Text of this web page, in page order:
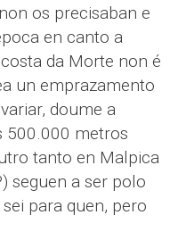
os precisaban e
en canto a
da Morte non é
un emprazamento
doume a
500.000 metros
tanto en Malpica
seguen a ser polo
para quen, pero